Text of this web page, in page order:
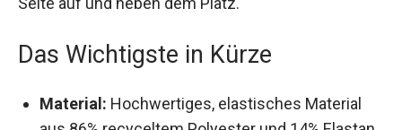
Das Wichtigste in Kürze
aus 86% recyceltem Polyester und 14%